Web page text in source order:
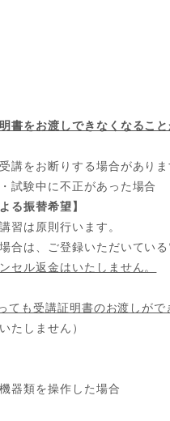
書をお渡しできなくなること
講をお断りする場合がありま
試験中に不正があった場合
る振替希望】
習は原則行います。
は、ご登録いただいている
セル返金はいたしません。
ても受講証明書のお渡しがで
たしません）
器類を操作した場合